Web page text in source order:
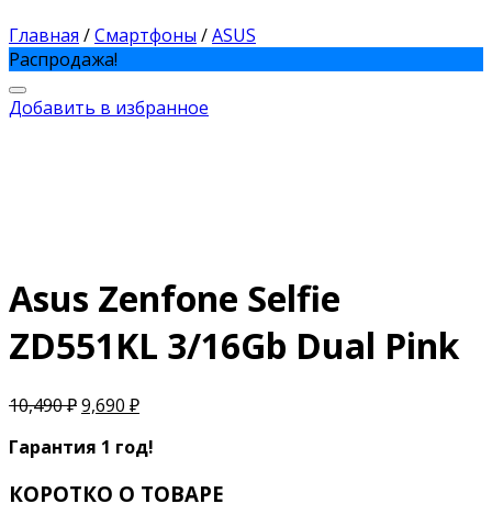
Главная /Смартфоны /ASUS
Распродажа!
Добавить в избранное
Asus Zenfone Selfie
ZD551KL 3/16Gb Dual Pink
10,490₽9,690 ₽
Гарантия 1 год!
КОРОТКО О ТОВАРЕ